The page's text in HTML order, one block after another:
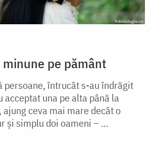
minune pe pământ
persoane, întrucât s-au îndrăgit
acceptat una pe alta până la
ceva mai mare decât o
şi simplu doi oa­meni – ...